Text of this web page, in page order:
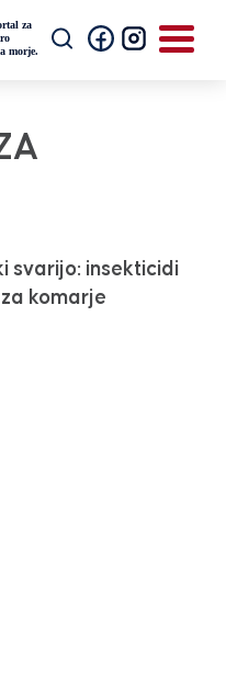
svarijo: insekticidi
komarje